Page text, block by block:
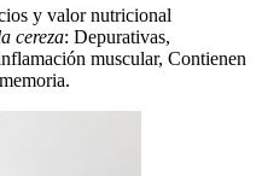
y valor nutricional
cereza: Depurativas,
muscular, Contienen